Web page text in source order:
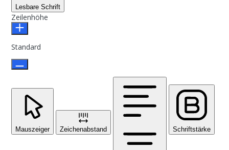
Lesbare Schrift
Zeilenhöhe
Standard
Mauszeiger Zeichenabstand Schriftstärke